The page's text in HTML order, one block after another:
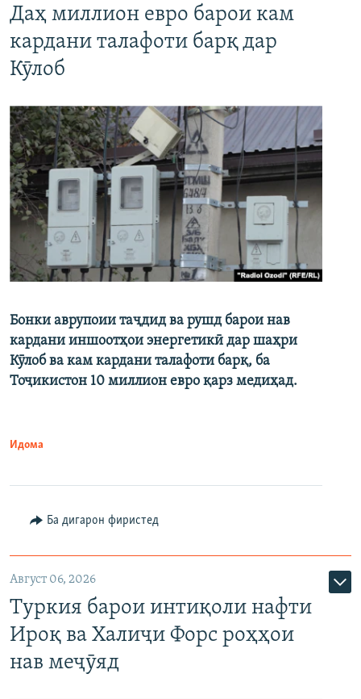
Даҳ миллион евро барои кам
кардани талафоти барқ дар
Кӯлоб
Бонки аврупоии таҷдид ва рушд барои нав
кардани иншоотҳои энергетикӣ дар шаҳри
Кӯлоб ва кам кардани талафоти барқ, ба
Тоҷикистон 10 миллион евро қарз медиҳад.
Идома
Ба дигарон фиристед
Август 06, 2026
Туркия барои интиқоли нафти
Ироқ ва Халиҷи Форс роҳҳои
нав меҷӯяд